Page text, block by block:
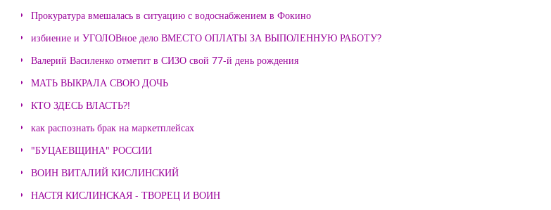
Прокуратура вмешалась в ситуацию с водоснабжением в Фокино
избиение и УГОЛОВное дело ВМЕСТО ОПЛАТЫ ЗА ВЫПОЛЕННУЮ РАБОТУ?
Валерий Василенко отметит в СИЗО свой 77-й день рождения
МАТЬ ВЫКРАЛА СВОЮ ДОЧЬ
КТО ЗДЕСЬ ВЛАСТЬ?!
как распознать брак на маркетплейсах
"БУЦАЕВЩИНА" РОССИИ
ВОИН ВИТАЛИЙ КИСЛИНСКИЙ
НАСТЯ КИСЛИНСКАЯ - ТВОРЕЦ И ВОИН